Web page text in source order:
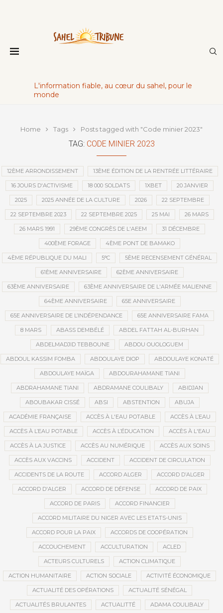
L'information fiable, au cœur du sahel, pour le
monde
Home Tags Posts tagged with "Code minier 2023"
TAG: CODE MINIER 2023
12ÈME ARRONDISSEMENT 13ÈME ÉDITION DE LA RENTRÉE LITTÉRAIRE
16 JOURS D'ACTIVISME 18 000 SOLDATS 1XBET 20 JANVIER
2025 2025 ANNÉE DE LA CULTURE 2026 22 SEPTEMBRE
22 SEPTEMBRE 2023 22 SEPTEMBRE 2025 25 MAI 26 MARS
26 MARS 1991 29ÈME CONGRÈS DE L'AEEM 31 DÉCEMBRE
400ÈME FORAGE 4ÈME PONT DE BAMAKO
4ÈME RÉPUBLIQUE DU MALI 5°C 5ÈME RECENSEMENT GÉNÉRAL
61ÈME ANNIVERSAIRE 62ÈME ANNIVERSAIRE
63ÈME ANNIVERSAIRE 63ÈME ANNIVERSAIRE DE L'ARMÉE MALIENNE
64ÈME ANNIVERSAIRE 65E ANNIVERSAIRE
65E ANNIVERSAIRE DE L’INDÉPENDANCE 65E ANNIVERSAIRE FAMA
8 MARS ABASS DEMBÉLÉ ABDEL FATTAH AL-BURHAN
ABDELMADJID TEBBOUNE ABDOU OUOLOGUEM
ABDOUL KASSIM FOMBA ABDOULAYE DIOP ABDOULAYE KONATÉ
ABDOULAYE MAÏGA ABDOURAHAMANE TIANI
ABDRAHAMANE TIANI ABDRAMANE COULIBALY ABIDJAN
ABOUBAKAR CISSÉ ABSI ABSTENTION ABUJA
ACADÉMIE FRANÇAISE ACCÈS À L'EAU POTABLE ACCÈS À L’EAU
ACCÈS À L’EAU POTABLE ACCÈS À L’ÉDUCATION ACCÈS À L'EAU
ACCÈS À LA JUSTICE ACCÈS AU NUMÉRIQUE ACCÈS AUX SOINS
ACCÈS AUX VACCINS ACCIDENT ACCIDENT DE CIRCULATION
ACCIDENTS DE LA ROUTE ACCORD ALGER ACCORD D’ALGER
ACCORD D'ALGER ACCORD DE DÉFENSE ACCORD DE PAIX
ACCORD DE PARIS ACCORD FINANCIER
ACCORD MILITAIRE DU NIGER AVEC LES ETATS-UNIS
ACCORD POUR LA PAIX ACCORDS DE COOPÉRATION
ACCOUCHEMENT ACCULTURATION ACLED
ACTEURS CULTURELS ACTION CLIMATIQUE
ACTION HUMANITAIRE ACTION SOCIALE ACTIVITÉ ÉCONOMIQUE
ACTUALITÉ DES OPÉRATIONS ACTUALITÉ SÉNÉGAL
ACTUALITÉS BRULANTES ACTUALITTÉ ADAMA COULIBALY